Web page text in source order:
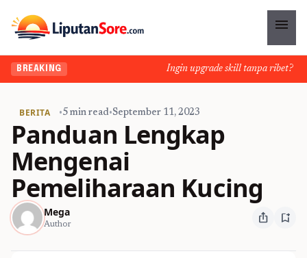
menu
BREAKING Ingin upgrade skill tanpa ribet?
BERITA •5 min read•September 11, 2023
Panduan Lengkap
Mengenai
Pemeliharaan Kucing
Mega
Author ios_share bookmark_add